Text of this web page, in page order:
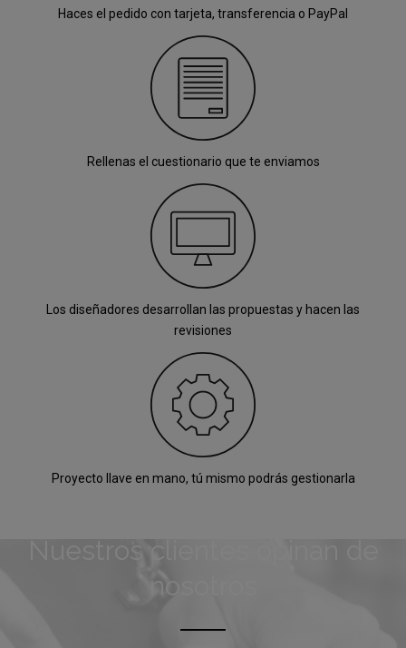
Haces el pedido con tarjeta, transferencia o PayPal
Rellenas el cuestionario que te enviamos
Los diseñadores desarrollan las propuestas y hacen las
revisiones
Proyecto llave en mano, tú mismo podrás gestionarla
Nuestros clientes opinan de
nosotros